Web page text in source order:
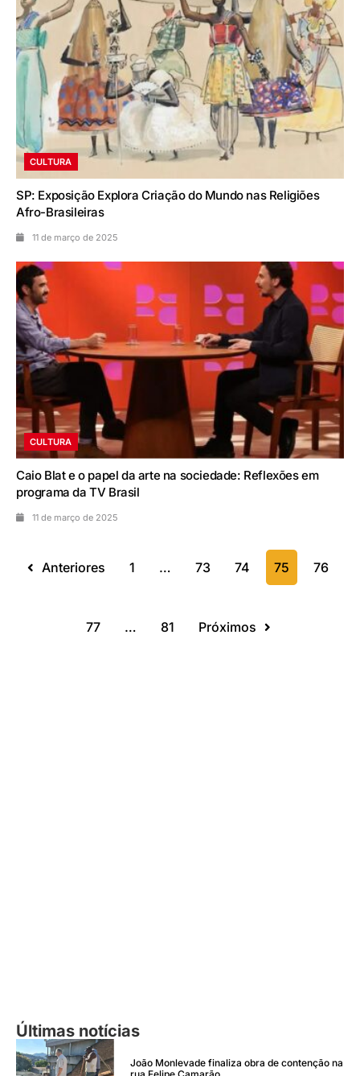
CULTURA
SP: Exposição Explora Criação do Mundo nas Religiões
Afro-Brasileiras
11 de março de 2025
CULTURA
Caio Blat e o papel da arte na sociedade: Reflexões em
programa da TV Brasil
11 de março de 2025
Anteriores 1 … 73 74 75 76
77 … 81 Próximos
Últimas notícias
João Monlevade finaliza obra de contenção na